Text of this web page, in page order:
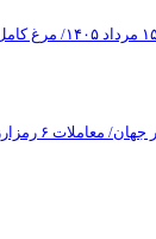
۶ رمزارز متوقف شد